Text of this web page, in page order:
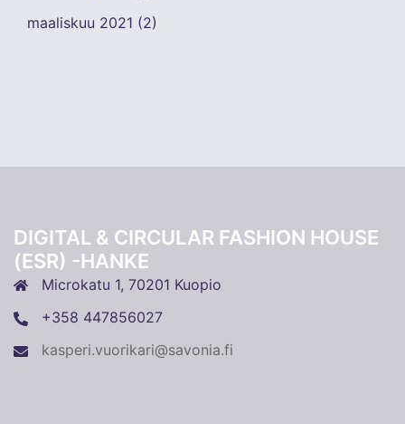
maaliskuu 2021 (2)
DIGITAL & CIRCULAR FASHION HOUSE
(ESR) -HANKE
Microkatu 1, 70201 Kuopio
+358 447856027
kasperi.vuorikari@savonia.fi